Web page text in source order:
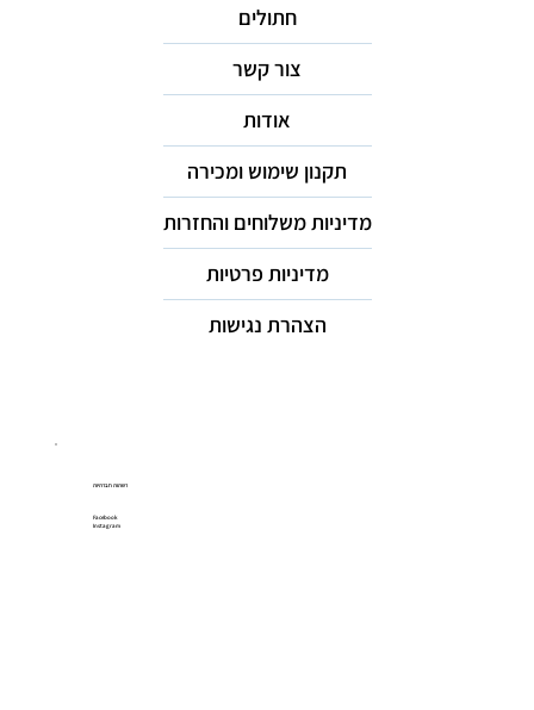
חתולים
צור קשר
אודות
תקנון שימוש ומכירה
מדיניות משלוחים והחזרות
מדיניות פרטיות
הצהרת נגישות
רשתות חברתיות
Facebook
Instagram